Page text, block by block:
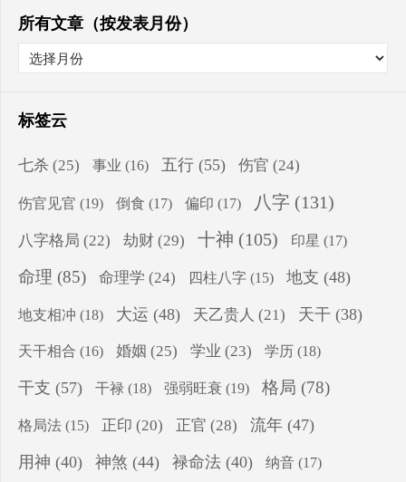
所有文章（按发表月份）
标签云
七杀 (25) 事业 (16) 五行 (55) 伤官 (24)
伤官见官 (19) 倒食 (17) 偏印 (17) 八字 (131)
八字格局 (22) 劫财 (29) 十神 (105) 印星 (17)
命理 (85) 命理学 (24) 四柱八字 (15) 地支 (48)
地支相冲 (18) 大运 (48) 天乙贵人 (21) 天干 (38)
天干相合 (16) 婚姻 (25) 学业 (23) 学历 (18)
干支 (57) 干禄 (18) 强弱旺衰 (19) 格局 (78)
格局法 (15) 正印 (20) 正官 (28) 流年 (47)
用神 (40) 神煞 (44) 禄命法 (40) 纳音 (17)